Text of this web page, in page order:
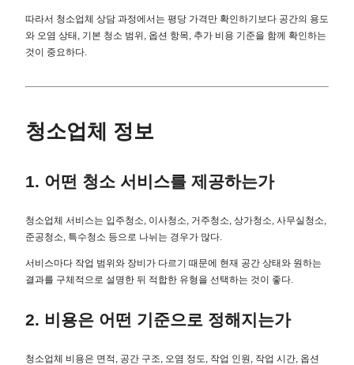
따라서 청소업체 상담 과정에서는 평당 가격만 확인하기보다 공간의 용도
와 오염 상태, 기본 청소 범위, 옵션 항목, 추가 비용 기준을 함께 확인하는
것이 중요하다.
청소업체 정보
1. 어떤 청소 서비스를 제공하는가
청소업체 서비스는 입주청소, 이사청소, 거주청소, 상가청소, 사무실청소,
준공청소, 특수청소 등으로 나뉘는 경우가 많다.
서비스마다 작업 범위와 장비가 다르기 때문에 현재 공간 상태와 원하는
결과를 구체적으로 설명한 뒤 적합한 유형을 선택하는 것이 좋다.
2. 비용은 어떤 기준으로 정해지는가
청소업체 비용은 면적, 공간 구조, 오염 정도, 작업 인원, 작업 시간, 옵션